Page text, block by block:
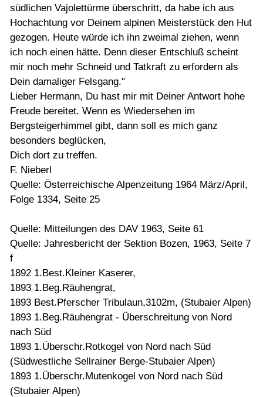
südlichen Vajolettürme überschritt, da habe ich aus
Hochachtung vor Deinem alpinen Meisterstück den Hut
gezogen. Heute würde ich ihn zweimal ziehen, wenn
ich noch einen hätte. Denn dieser Entschluß scheint
mir noch mehr Schneid und Tatkraft zu erfordern als
Dein damaliger Felsgang."
Lieber Hermann, Du hast mir mit Deiner Antwort hohe
Freude bereitet. Wenn es Wiedersehen im
Bergsteigerhimmel gibt, dann soll es mich ganz
besonders beglücken,
Dich dort zu treffen.
F. Nieberl
Quelle: Österreichische Alpenzeitung 1964 März/April,
Folge 1334, Seite 25
Quelle: Mitteilungen des DAV 1963, Seite 61
Quelle: Jahresbericht der Sektion Bozen, 1963, Seite 7
f
1892 1.Best.Kleiner Kaserer,
1893 1.Beg.Räuhengrat,
1893 Best.Pferscher Tribulaun,3102m, (Stubaier Alpen)
1893 1.Beg.Räuhengrat - Überschreitung von Nord
nach Süd
1893 1.Überschr.Rotkogel von Nord nach Süd
(Südwestliche Sellrainer Berge-Stubaier Alpen)
1893 1.Überschr.Mutenkogel von Nord nach Süd
(Stubaier Alpen)